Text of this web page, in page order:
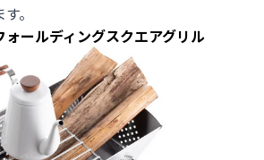
。
ールディングスクエアグリル